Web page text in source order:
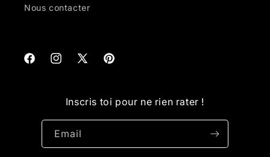
Nous contacter
FacebookInstagram
X
Pinterest
Inscris toi pour ne rien rater !
Email